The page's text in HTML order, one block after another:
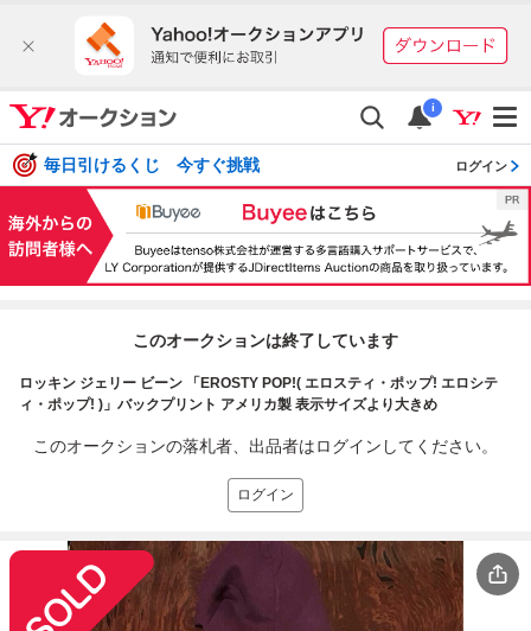
i
毎日引けるくじ 今すぐ挑戦 ログイン
このオークションは終了しています
ロッキン ジェリー ビーン 「EROSTY POP!( エロスティ・ポップ! エロシテ
ィ・ポップ! )」バックプリント アメリカ製 表示サイズより大きめ
このオークションの落札者、出品者はログインしてください。
ログイン